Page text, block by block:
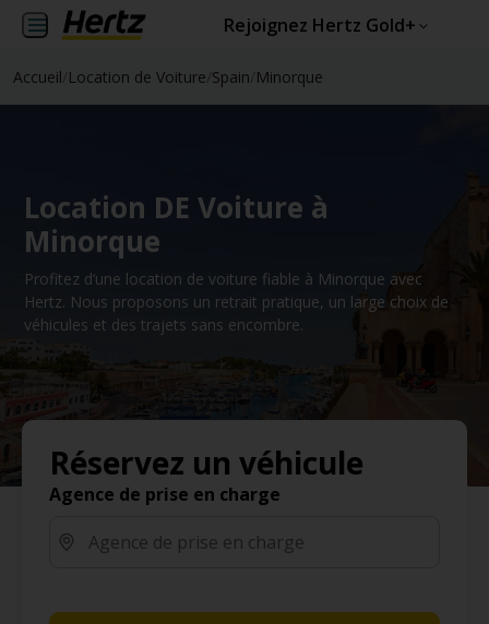
Rejoignez Hertz Gold+
Accueil Location de Voiture Spain Minorque
Location DE Voiture à
Minorque
Profitez d’une location de voiture fiable à Minorque avec
Hertz. Nous proposons un retrait pratique, un large choix de
véhicules et des trajets sans encombre.
Réservez un véhicule
Agence de prise en charge